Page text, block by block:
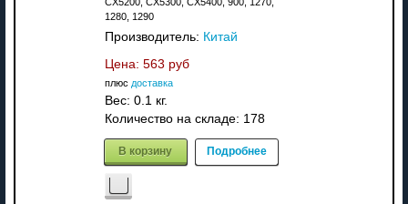
1280, 1290
Производитель: Китай
Цена: 563 руб
плюс доставка
Вес: 0.1 кг.
Количество на складе: 178
В корзину Подробнее